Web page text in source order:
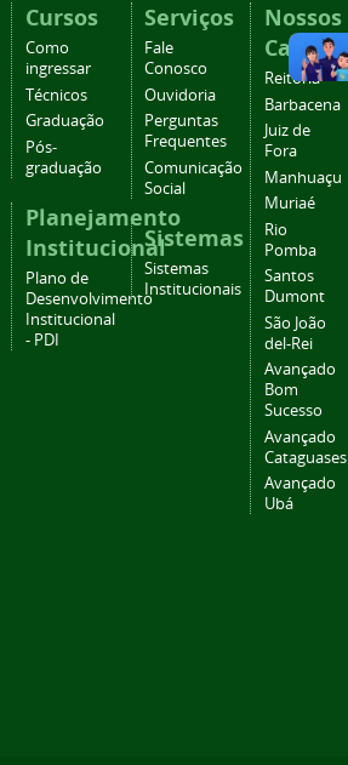
Cursos
Como
ingressar
Técnicos
Graduação
Pós-
graduação
Planejamento
Institucional
Plano de
Desenvolvimento
Institucional
- PDI
Serviços
Fale
Conosco
Ouvidoria
Perguntas
Frequentes
Comunicação
Social
Sistemas
Sistemas
Institucionais
Nossos
Campi
Reitoria
Barbacena
Juiz de
Fora
Manhuaçu
Muriaé
Rio
Pomba
Santos
Dumont
São João
del-Rei
Avançado
Bom
Sucesso
Avançado
Cataguases
Avançado
Ubá